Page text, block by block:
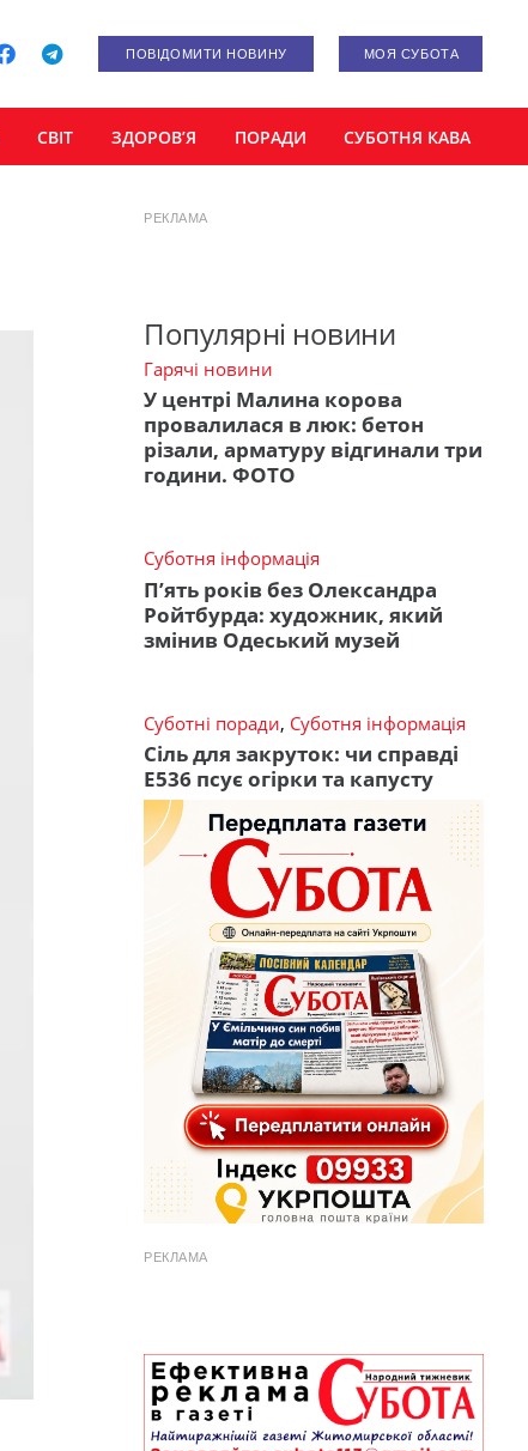
ПОВІДОМИТИ НОВИНУ МОЯ СУБОТА
СВІТ ЗДОРОВ’Я ПОРАДИ СУБОТНЯ КАВА
РЕКЛАМА
Популярні новини
Гарячі новини
У центрі Малина корова
провалилася в люк: бетон
різали, арматуру відгинали три
години. ФОТО
Суботня інформація
П’ять років без Олександра
Ройтбурда: художник, який
змінив Одеський музей
Суботні поради, Суботня інформація
Сіль для закруток: чи справді
Е536 псує огірки та капусту
РЕКЛАМА